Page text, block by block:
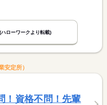
(ハローワークより転載)
安定所）
！資格不問！先輩